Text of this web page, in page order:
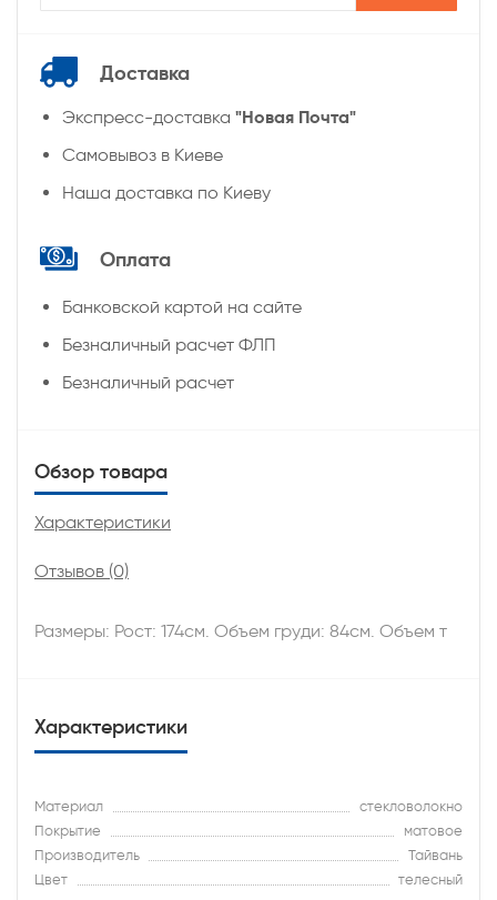
Доставка
Экспресс-доставка "Новая Почта"
Самовывоз в Киеве
Наша доставка по Киеву
Оплата
Банковской картой на сайте
Безналичный расчет ФЛП
Безналичный расчет
Обзор товара
Характеристики
Отзывов (0)
Размеры: Рост: 174см. Объем груди: 84см. Объем т
Характеристики
Материал
стекловолокно
Покрытие
матовое
Производитель
Тайвань
Цвет
телесный